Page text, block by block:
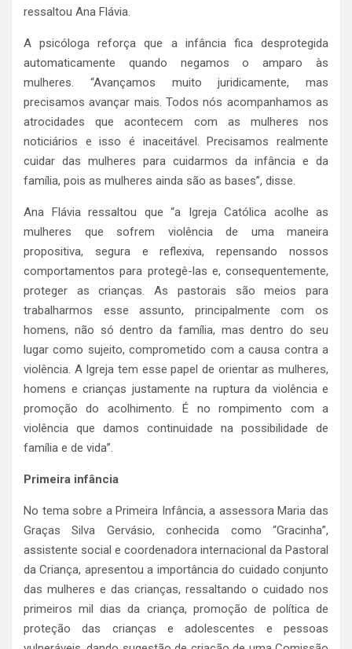
ressaltou Ana Flávia.
A psicóloga reforça que a infância fica desprotegida
automaticamente quando negamos o amparo às
mulheres. “Avançamos muito juridicamente, mas
precisamos avançar mais. Todos nós acompanhamos as
atrocidades que acontecem com as mulheres nos
noticiários e isso é inaceitável. Precisamos realmente
cuidar das mulheres para cuidarmos da infância e da
família, pois as mulheres ainda são as bases”, disse.
Ana Flávia ressaltou que “a Igreja Católica acolhe as
mulheres que sofrem violência de uma maneira
propositiva, segura e reflexiva, repensando nossos
comportamentos para protegê-las e, consequentemente,
proteger as crianças. As pastorais são meios para
trabalharmos esse assunto, principalmente com os
homens, não só dentro da família, mas dentro do seu
lugar como sujeito, comprometido com a causa contra a
violência. A Igreja tem esse papel de orientar as mulheres,
homens e crianças justamente na ruptura da violência e
promoção do acolhimento. É no rompimento com a
violência que damos continuidade na possibilidade de
família e de vida”.
Primeira infância
No tema sobre a Primeira Infância, a assessora Maria das
Graças Silva Gervásio, conhecida como “Gracinha”,
assistente social e coordenadora internacional da Pastoral
da Criança, apresentou a importância do cuidado conjunto
das mulheres e das crianças, ressaltando o cuidado nos
primeiros mil dias da criança, promoção de política de
proteção das crianças e adolescentes e pessoas